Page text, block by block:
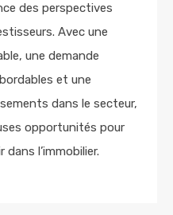
des perspectives
Avec une
une demande
et une
dans le secteur,
opportunités pour
l’immobilier.